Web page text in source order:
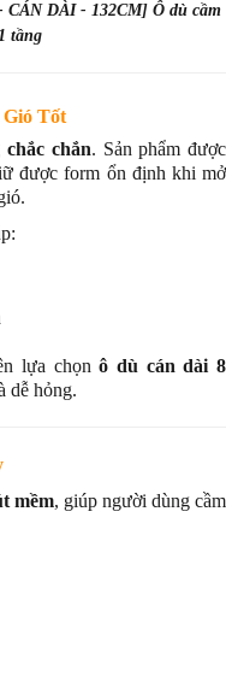
CÁN DÀI - 132CM] Ô dù cầm
tầng
Tốt
chắn. Sản phẩm được
được form ổn định khi mở
lựa chọnô dù cán dài 8
dễ hỏng.
mềm, giúp người dùng cầm